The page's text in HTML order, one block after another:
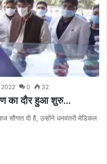
0 32
का दौर हुआ शुरु…
सौगात दी है, उन्होंने धनवंतरी मेडिकल